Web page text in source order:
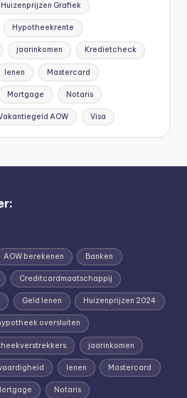
Huizenprijzen Grafiek
Hypotheekrente
jaarinkomen Kredietcheck
lenen Mastercard
Mortgage Notaris
AOW Visa
AOW berekenen Banken
Creditcardmaatschappij
Geld lenen Huizenprijzen 2024
oversluiten
jaarinkomen
lenen Mastercard
Notaris